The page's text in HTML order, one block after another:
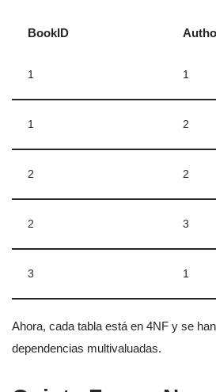
BookID
1 1
1 2
2 2
2 3
3 1
Ahora, cada tabla está en 4NF y se
dependencias multivaluadas.